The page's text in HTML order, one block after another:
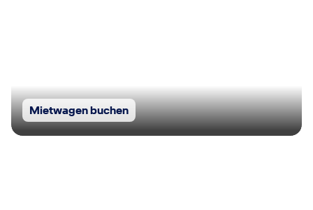
Mietwagen buchen